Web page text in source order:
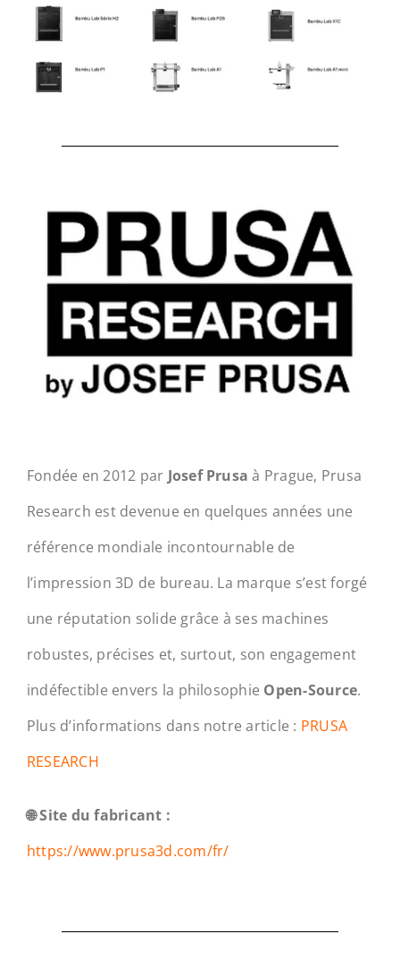
Fondée en 2012 par Josef Prusa à Prague, Prusa
Research est devenue en quelques années une
référence mondiale incontournable de
l’impression 3D de bureau. La marque s’est forgé
une réputation solide grâce à ses machines
robustes, précises et, surtout, son engagement
indéfectible envers la philosophie Open-Source.
Plus d’informations dans notre article : PRUSA
RESEARCH
🌐 Site du fabricant :
https://www.prusa3d.com/fr/